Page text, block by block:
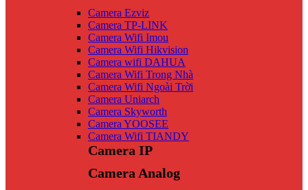
Camera Ezviz
Camera TP-LINK
Camera Wifi Imou
Camera Wifi Hikvision
Camera wifi DAHUA
Camera Wifi Trong Nhà
Camera Wifi Ngoài Trời
Camera Uniarch
Camera Skyworth
Camera YOOSEE
Camera Wifi TIANDY
Camera IP
Camera Analog